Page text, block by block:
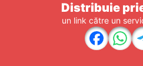
Distribuie
un link către un